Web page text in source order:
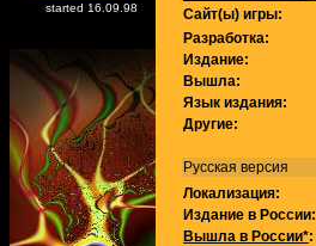
started 16.09.98
Сайт(ы) игры:
Разработка:
Издание:
Вышла:
Язык издания:
Другие:
Русская версия
Локализация:
Издание в России:
Вышла в России*: